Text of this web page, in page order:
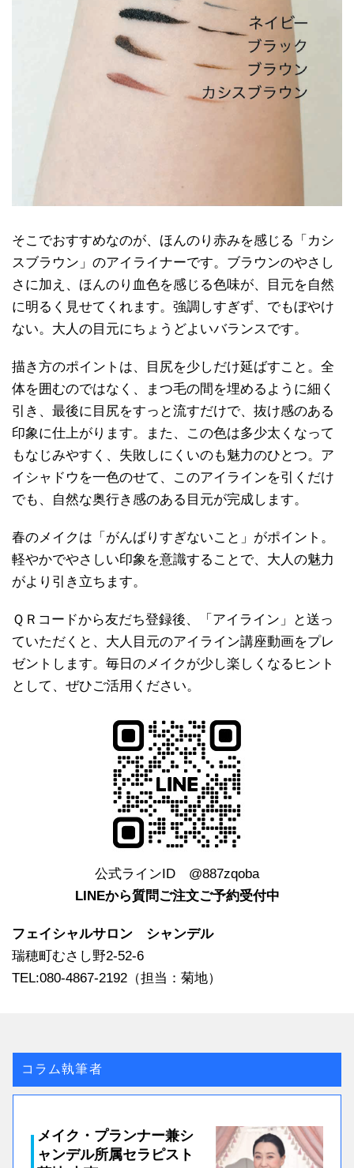
そこでおすすめなのが、ほんのり赤みを感じる「カシ
スブラウン」のアイライナーです。ブラウンのやさし
さに加え、ほんのり血色を感じる色味が、目元を自然
に明るく見せてくれます。強調しすぎず、でもぼやけ
ない。大人の目元にちょうどよいバランスです。
描き方のポイントは、目尻を少しだけ延ばすこと。全
体を囲むのではなく、まつ毛の間を埋めるように細く
引き、最後に目尻をすっと流すだけで、抜け感のある
印象に仕上がります。また、この色は多少太くなって
もなじみやすく、失敗しにくいのも魅力のひとつ。ア
イシャドウを一色のせて、このアイラインを引くだけ
でも、自然な奥行き感のある目元が完成します。
春のメイクは「がんばりすぎないこと」がポイント。
軽やかでやさしい印象を意識することで、大人の魅力
がより引き立ちます。
ＱＲコードから友だち登録後、「アイライン」と送っ
ていただくと、大人目元のアイライン講座動画をプレ
ゼントします。毎日のメイクが少し楽しくなるヒント
として、ぜひご活用ください。
公式ラインID @887zqoba
LINEから質問ご注文ご予約受付中
フェイシャルサロン シャンデル
瑞穂町むさし野2-52-6
TEL:080-4867-2192（担当：菊地）
コラム執筆者
メイク・プランナー兼シ
ャンデル所属セラピスト